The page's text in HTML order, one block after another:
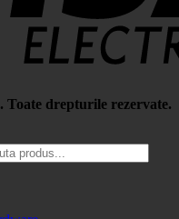
Toate drepturile rezervate.